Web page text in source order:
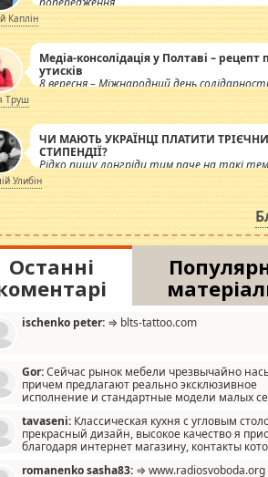
Каплін
Медіа-консолідація у Полтаві – рецепт
утисків
8 вересня – Міжнародний день солідарності
журналістів.
Труш
ЧИ МАЮТЬ УКРАЇНЦІ ПЛАТИТИ
СТИПЕНДІЇ?
Рідко пишу лонгріди тим паче на такі
але вже просто дістало! Обурюють
інсенуації навколо стипендіального
Штучно роздувається ще одна соціальна
катастрофа.
Улибін
Останні
ischenko peter: ⇒ blts-tattoo.com
Gor:Сейчас рынок мебели чрезвычайно
причем предлагают реально эксклюзивное
исполнение и стандартные модели малых
мало походит на стандартные формы, в
и что главное - со вкусом все в
ненужных наворотов удорожающих мебель, а
tavaseni: Классическая кухня с угловым
прекрасный дизайн, высокое качество я
благодаря интернет магазину, контакты
romanenko sasha83: ⇒ www.radiosvoboda.org